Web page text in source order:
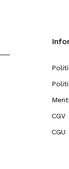
CGV
CGU